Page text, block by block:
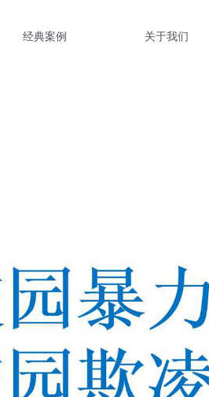
经典案例 关于我们